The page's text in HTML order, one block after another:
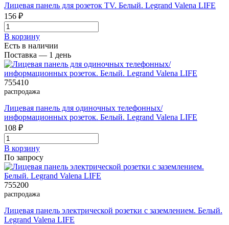
Лицевая панель для розеток ТV. Белый. Legrand Valena LIFE
156 ₽
В корзинy
Есть в наличии
Поставка — 1 день
755410
распродажа
Лицевая панель для одиночных телефонных/
информационных розеток. Белый. Legrand Valena LIFE
108 ₽
В корзинy
По запросу
755200
распродажа
Лицевая панель электрической розетки с заземлением. Белый.
Legrand Valena LIFE